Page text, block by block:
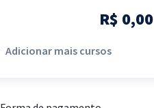
R$ 0,00
Adicionar mais cursos